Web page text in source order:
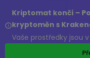
Kriptomat končí –
kryptoměn s
Vaše prostředky jsou